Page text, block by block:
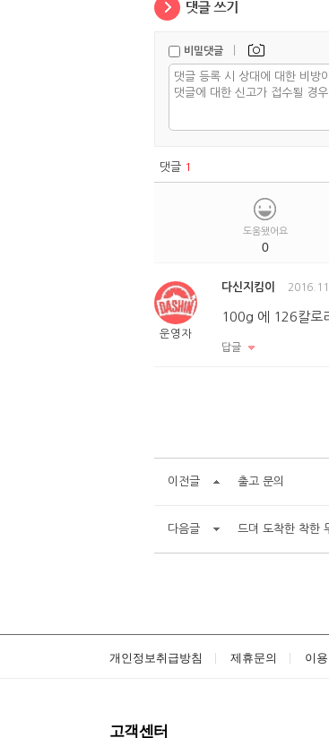
비밀댓글 |
댓글 1
도움됐어요
0
운영자
다신지킴이
100g 에 126칼로
답글
이전글 출고 문의
다음글 드뎌 도착한 착한
개인정보취급방침 제휴문의 이
고객센터